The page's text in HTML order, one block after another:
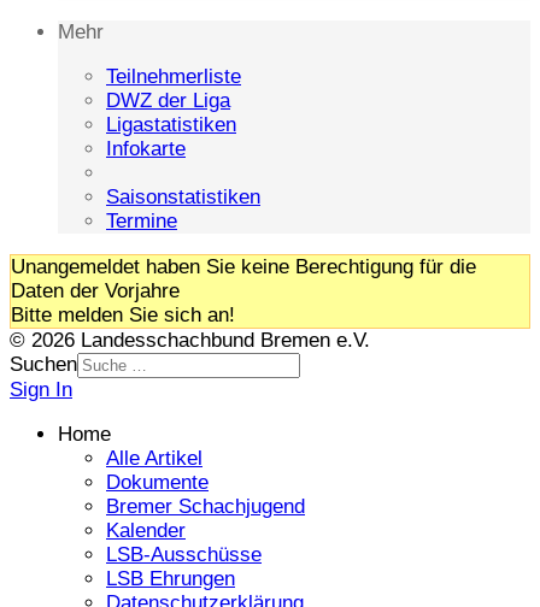
Mehr
Teilnehmerliste
DWZ der Liga
Ligastatistiken
Infokarte
Saisonstatistiken
Termine
Unangemeldet haben Sie keine Berechtigung für die
Daten der Vorjahre
Bitte melden Sie sich an!
© 2026 Landesschachbund Bremen e.V.
Suchen
Sign In
Home
Alle Artikel
Dokumente
Bremer Schachjugend
Kalender
LSB-Ausschüsse
LSB Ehrungen
Datenschutzerklärung